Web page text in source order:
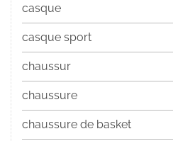
casque
casque sport
chaussur
chaussure
chaussure de basket